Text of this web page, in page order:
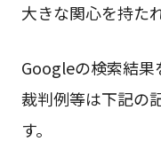
大きな関心を持た
Googleの検索結果
裁判例等は下記の
す。